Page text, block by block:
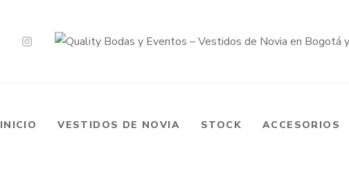
INICIO VESTIDOS DE NOVIA STOCK ACCESORIOS